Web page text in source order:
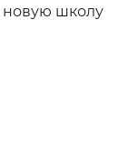
новую школу